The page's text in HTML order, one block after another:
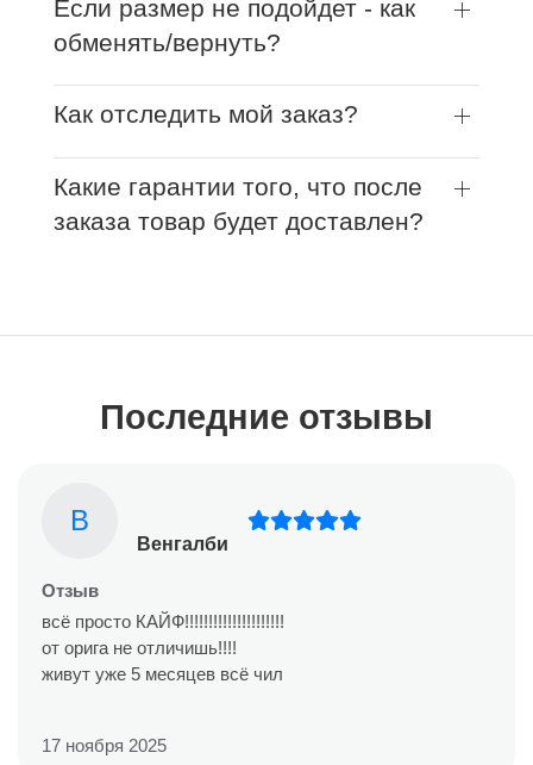
Если размер не подойдет - как
обменять/вернуть?
Как отследить мой заказ?
Какие гарантии того, что после
заказа товар будет доставлен?
Последние отзывы
В
Венгалби
Отзыв
всё просто КАЙФ!!!!!!!!!!!!!!!!!!!!!
от орига не отличишь!!!!
живут уже 5 месяцев всё чил
17 ноября 2025